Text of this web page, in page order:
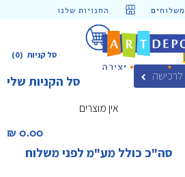
משלוחים החנויות שלנו
(0) סל קניות
סל הקניות שלי לרכישה
אין מוצרים
0.00 ₪‎
סה"כ כולל מע"מ לפני משלוח